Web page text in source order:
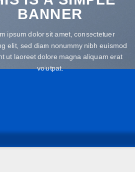
BANNER
ipsum dolor sit amet, consectetuer
elit, sed diam nonummy nibh euismod
ut laoreet dolore magna aliquam erat
volutpat.